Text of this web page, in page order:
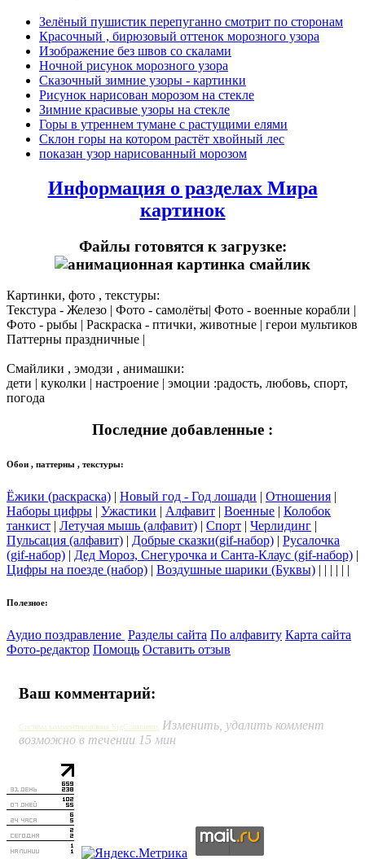
Зелёный пушистик перепуганно смотрит по сторонам
Красочный , бирюзовый оттенок морозного узора
Изображение без швов со скалами
Ночной рисунок морозного узора
Сказочный зимние узоры - картинки
Рисунок нарисован морозом на стекле
Зимние красивые узоры на стекле
Горы в утреннем тумане с растущими елями
Склон горы на котором растёт хвойный лес
показан узор нарисованный морозом
Информация о разделах Мира
картинок
Файлы готовятся к загрузке:
Картинки, фото , текстуры:
Текстура - Железо | Фото - самолёты| Фото - военные корабли |
Фото - рыбы | Раскраска - птички, животные | герои мультиков
Паттерны праздничные |
Смайлики , эмодзи , анимашки:
дети | куколки | настроение | эмоции :радость, любовь, спорт,
погода
Последние добавленные :
Обои , паттерны , текстуры:
Ёжики (раскраска) | Новый год - Год лошади | Отношения |
Наборы цифры | Ужастики | Алфавит | Военные | Колобок
танкист | Летучая мышь (алфавит) | Спорт | Черлидинг |
Пульсация (алфавит) | Добрые сказки(gif-набор) | Русалочка
(gif-набор) | Дед Мороз, Снегурочка и Санта-Клаус (gif-набор) |
Цифры на поезде (набор) | Воздушные шарики (Буквы) | | | | | |
Полезное:
Аудио поздравление Разделы сайта По алфавиту Карта сайта
Фото-редактор Помощь Оставить отзыв
Ваш комментарий:
Система комментирования SigComments Изменить, удалить коммент
возможно в течении 15 мин